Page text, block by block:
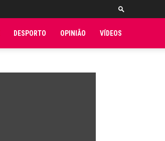
DESPORTO OPINIÃO VÍDEOS